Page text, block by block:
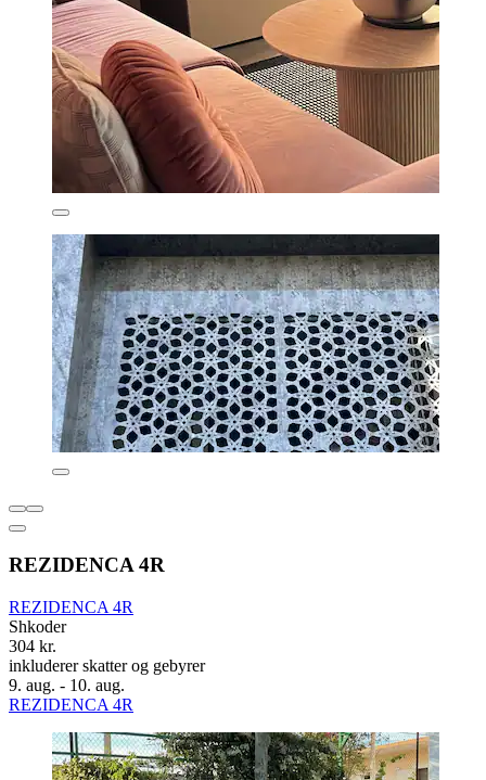
REZIDENCA 4R
REZIDENCA 4R
Shkoder
304 kr.
inkluderer skatter og gebyrer
9. aug. - 10. aug.
REZIDENCA 4R